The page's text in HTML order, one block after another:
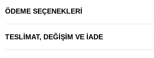
ÖDEME SEÇENEKLERI
TESLIMAT, DEĞIŞIM VE İADE